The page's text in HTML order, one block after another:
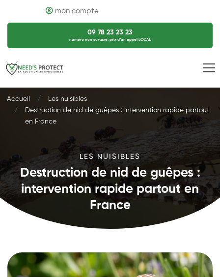
mon compte
09 78 23 23 23
numéro non surtaxé, prix d’un appel LOCAL
Accueil
Les nuisibles
Destruction de nid de guêpes : intervention rapide partout
en France
LES NUISIBLES
Destruction de nid de guêpes :
intervention rapide partout en
France